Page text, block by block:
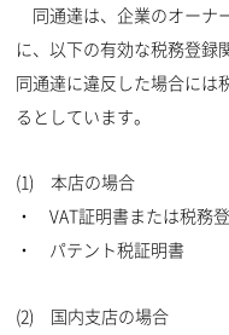
同通達は、企業のオーナ
に、以下の有効な税務登録
同通達に違反した場合には
るとしています。
(1) 本店の場合
・ VAT証明書または税務
・ パテント税証明書
(2) 国内支店の場合